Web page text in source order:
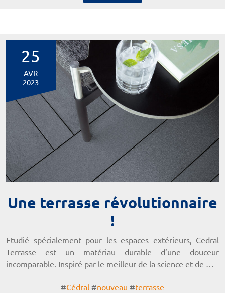
25
AVR
2023
Une terrasse révolutionnaire
!
Etudié spécialement pour les espaces extérieurs, Cedral
Terrasse est un matériau durable d’une douceur
incomparable. Inspiré par le meilleur de la science et de …
#Cédral #nouveau #terrasse